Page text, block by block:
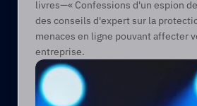
livres—« Confessions d'un espion
des conseils d'expert sur la
menaces en ligne pouvant affecter
entreprise.